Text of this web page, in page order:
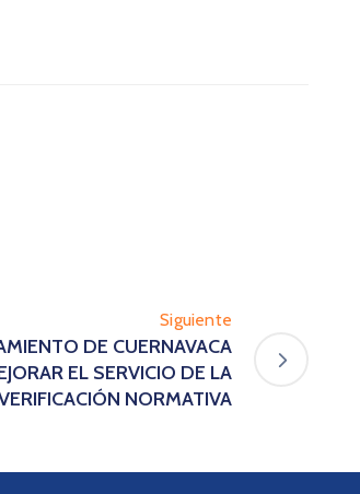
Siguiente
DE CUERNAVACA
EL SERVICIO DE LA
NORMATIVA